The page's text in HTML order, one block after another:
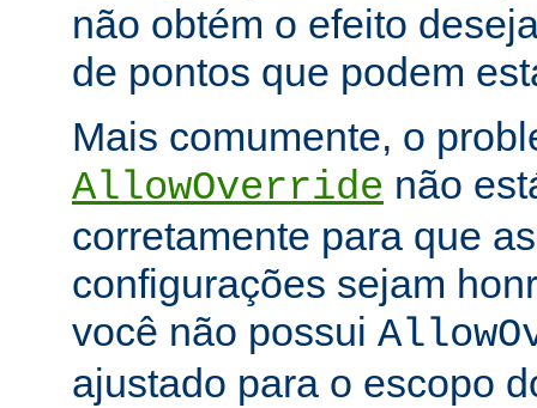
não obtém o efeito
de pontos que podem
Mais comumente, o
AllowOverride não
corretamente para que
configurações sejam
você não possui
ajustado para o escopo